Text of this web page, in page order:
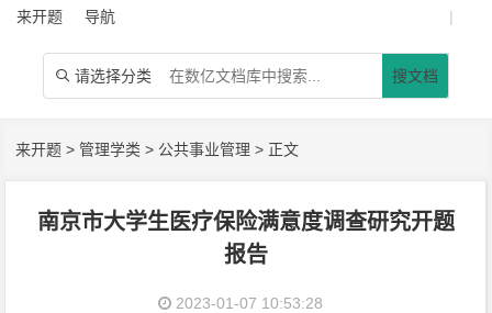
来开题 导航 |
 请选择分类 搜文档
来开题 >管理学类 > 公共事业管理 > 正文
南京市大学生医疗保险满意度调查研究开题
报告
2023-01-07 10:53:28